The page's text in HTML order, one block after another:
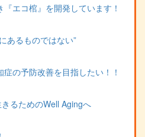
エコ棺』を開発しています！
あるものではない”
の予防改善を目指したい！！
るためのWell Agingへ